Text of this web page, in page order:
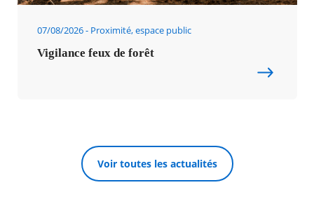
07/08/2026 Proximité, espace public
Vigilance feux de forêt
Voir toutes les actualités